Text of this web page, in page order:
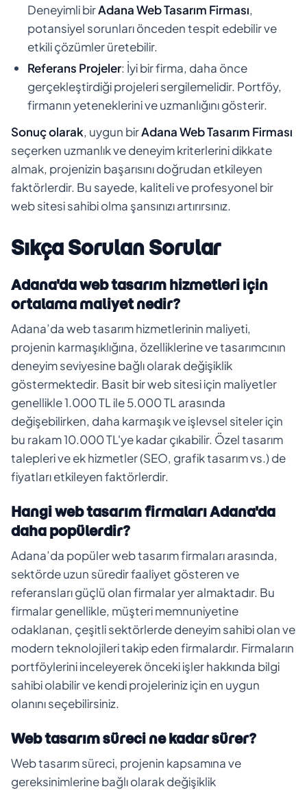
Deneyimli birAdana Web Tasarım Firması,
potansiyel sorunları önceden tespit edebilir ve
etkili çözümler üretebilir.
Referans Projeler: İyi bir firma, daha önce
gerçekleştirdiği projeleri sergilemelidir. Portföy,
firmanın yeteneklerini ve uzmanlığını gösterir.
Sonuç olarak, uygun birAdana Web Tasarım Firması
seçerken uzmanlık ve deneyim kriterlerini dikkate
almak, projenizin başarısını doğrudan etkileyen
faktörlerdir. Bu sayede, kaliteli ve profesyonel bir
web sitesi sahibi olma şansınızı artırırsınız.
Sıkça Sorulan Sorular
Adana'da web tasarım hizmetleri için
ortalama maliyet nedir?
Adana’da web tasarım hizmetlerinin maliyeti,
projenin karmaşıklığına, özelliklerine ve tasarımcının
deneyim seviyesine bağlı olarak değişiklik
göstermektedir. Basit bir web sitesi için maliyetler
genellikle 1.000 TL ile 5.000 TL arasında
değişebilirken, daha karmaşık ve işlevsel siteler için
bu rakam 10.000 TL'ye kadar çıkabilir. Özel tasarım
talepleri ve ek hizmetler (SEO, grafik tasarım vs.) de
fiyatları etkileyen faktörlerdir.
Hangi web tasarım firmaları Adana'da
daha popülerdir?
Adana’da popüler web tasarım firmaları arasında,
sektörde uzun süredir faaliyet gösteren ve
referansları güçlü olan firmalar yer almaktadır. Bu
firmalar genellikle, müşteri memnuniyetine
odaklanan, çeşitli sektörlerde deneyim sahibi olan ve
modern teknolojileri takip eden firmalardır. Firmaların
portföylerini inceleyerek önceki işler hakkında bilgi
sahibi olabilir ve kendi projeleriniz için en uygun
olanını seçebilirsiniz.
Web tasarım süreci ne kadar sürer?
Web tasarım süreci, projenin kapsamına ve
gereksinimlerine bağlı olarak değişiklik